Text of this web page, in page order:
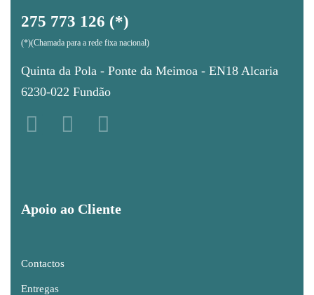
275 773 126 (*)
(*)(Chamada para a rede fixa nacional)
Quinta da Pola - Ponte da Meimoa - EN18 Alcaria
6230-022 Fundão
Apoio ao Cliente
Contactos
Entregas